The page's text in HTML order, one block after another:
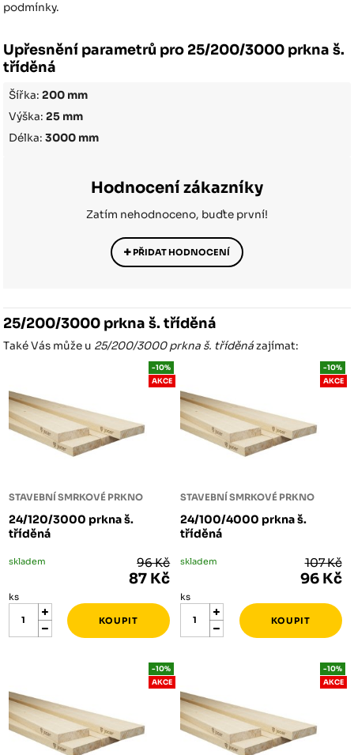
podmínky.
Upřesnění parametrů pro 25/200/3000 prkna š.
tříděná
Šířka:200 mm
Výška:25 mm
Délka:3000 mm
Hodnocení zákazníky
Zatím nehodnoceno, buďte první!
PŘIDAT HODNOCENÍ
25/200/3000 prkna š. tříděná
Také Vás může u 25/200/3000 prkna š. tříděnázajímat:
STAVEBNÍ SMRKOVÉ PRKNO
24/120/3000 prkna š.
tříděná
-10%
AKCE
skladem 96 Kč
87 Kč
ks
STAVEBNÍ SMRKOVÉ PRKNO
24/100/4000 prkna š.
tříděná
-10%
AKCE
skladem 107 Kč
96 Kč
ks
-10%
AKCE
-10%
AKCE